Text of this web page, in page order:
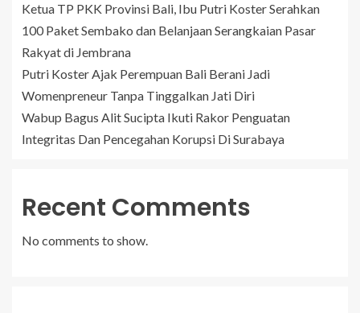
Ketua TP PKK Provinsi Bali, Ibu Putri Koster Serahkan
100 Paket Sembako dan Belanjaan Serangkaian Pasar
Rakyat di Jembrana
Putri Koster Ajak Perempuan Bali Berani Jadi
Womenpreneur Tanpa Tinggalkan Jati Diri
Wabup Bagus Alit Sucipta Ikuti Rakor Penguatan
Integritas Dan Pencegahan Korupsi Di Surabaya
Recent Comments
No comments to show.